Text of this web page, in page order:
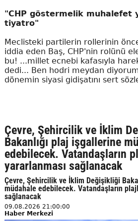
"CHP göstermelik muhalefet
tiyatro"
Meclisteki partilerin rollerinin
iddia eden Baş, CHP'nin rolünü
bu! ...millet ecnebi kafasıyla
dedi... Ben hodri meydan
dönemin siyasi gidişatını sert
Çevre, Şehircilik ve İklim
Bakanlığı plaj işgallerine
edebilecek. Vatandaşların
yararlanması sağlanacak
Çevre, Şehircilik ve İklim Değişikliği
müdahale edebilecek. Vatandaşların
sağlanacak
09.08.2026 21:00:00
Haber Merkezi